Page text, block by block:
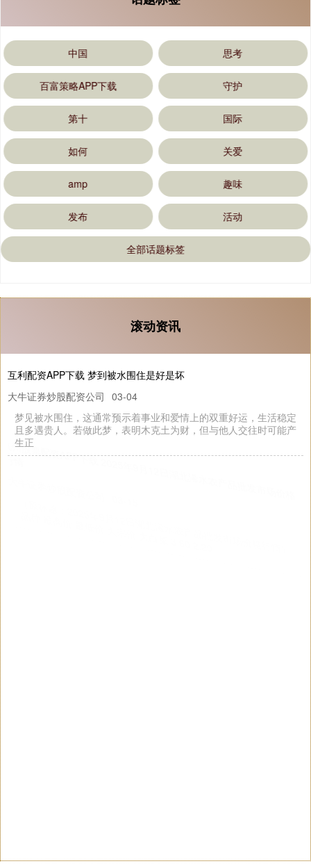
中国 思考
百富策略APP下载 守护
第十 国际
如何 关爱
amp 趣味
发布 活动
全部话题标签
滚动资讯
互利配资APP下载 梦到被水围住是好是坏
大牛证券炒股配资公司 03-04
梦见被水围住，这通常预示着事业和爱情上的双重好运，生活稳定
且多遇贵人。若做此梦，表明木克土为财，但与他人交往时可能产
生正